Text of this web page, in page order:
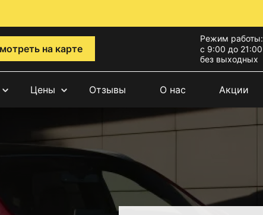
на карте
Режим работы:
с 9:00 до 21:00
без выходных
Цены Отзывы О нас Акции